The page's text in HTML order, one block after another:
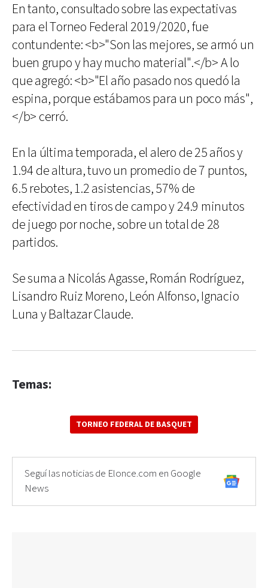
En tanto, consultado sobre las expectativas
para el Torneo Federal 2019/2020, fue
contundente: <b>"Son las mejores, se armó un
buen grupo y hay mucho material".</b> A lo
que agregó: <b>"El año pasado nos quedó la
espina, porque estábamos para un poco más",
</b> cerró.
En la última temporada, el alero de 25 años y
1.94 de altura, tuvo un promedio de 7 puntos,
6.5 rebotes, 1.2 asistencias, 57% de
efectividad en tiros de campo y 24.9 minutos
de juego por noche, sobre un total de 28
partidos.
Se suma a Nicolás Agasse, Román Rodríguez,
Lisandro Ruiz Moreno, León Alfonso, Ignacio
Luna y Baltazar Claude.
Temas:
TORNEO FEDERAL DE BASQUET
Seguí las noticias de Elonce.com en Google
News